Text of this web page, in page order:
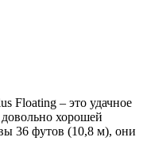
Floating – это удачное
хорошей
36 футов (10,8 м), они